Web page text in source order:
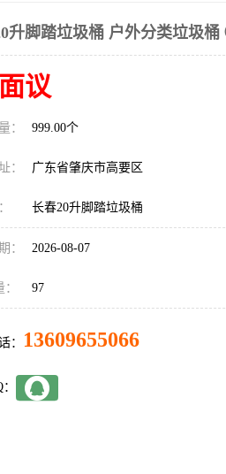
升脚踏垃圾桶 户外分类垃圾
面议
： 999.00个
： 广东省肇庆市高要区
长春20升脚踏垃圾桶
： 2026-08-07
97
： 13609655066